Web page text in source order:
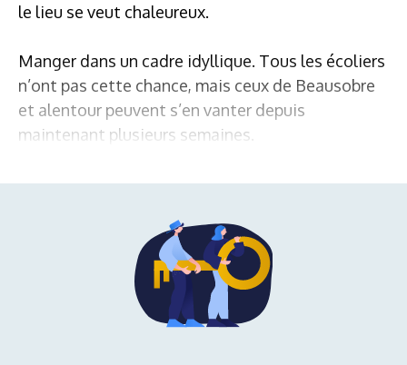
le lieu se veut chaleureux.
Manger dans un cadre idyllique. Tous les écoliers
n’ont pas cette chance, mais ceux de Beausobre
et alentour peuvent s’en vanter depuis
maintenant plusieurs semaines.